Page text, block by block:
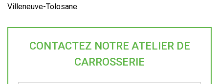
Villeneuve-Tolosane.
CONTACTEZ NOTRE ATELIER DE
CARROSSERIE